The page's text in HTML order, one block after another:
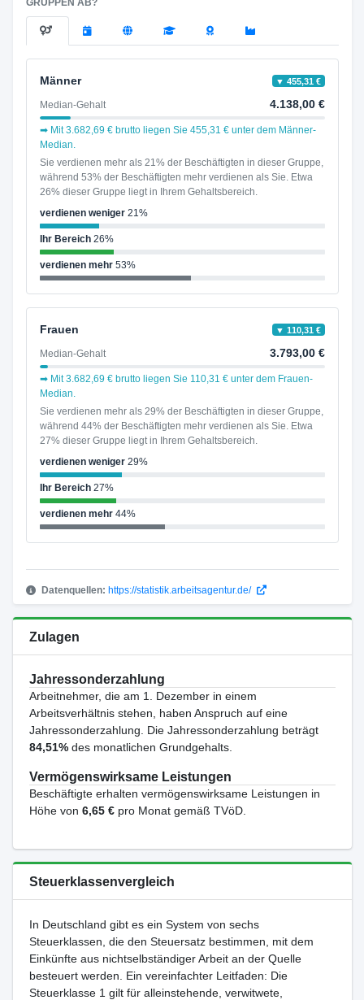
GRUPPEN AB?
Männer ▼ 455,31 €
Median-Gehalt 4.138,00 €
➡ Mit 3.682,69 € brutto liegen Sie 455,31 € unter dem Männer-
Median.
Sie verdienen mehr als 21% der Beschäftigten in dieser Gruppe,
während 53% der Beschäftigten mehr verdienen als Sie. Etwa
26% dieser Gruppe liegt in Ihrem Gehaltsbereich.
verdienen weniger21%
Ihr Bereich26%
verdienen mehr53%
Frauen ▼ 110,31 €
Median-Gehalt 3.793,00 €
➡ Mit 3.682,69 € brutto liegen Sie 110,31 € unter dem Frauen-
Median.
Sie verdienen mehr als 29% der Beschäftigten in dieser Gruppe,
während 44% der Beschäftigten mehr verdienen als Sie. Etwa
27% dieser Gruppe liegt in Ihrem Gehaltsbereich.
verdienen weniger29%
Ihr Bereich27%
verdienen mehr44%
Datenquellen: https://statistik.arbeitsagentur.de/
Zulagen
Jahressonderzahlung
Arbeitnehmer, die am 1. Dezember in einem
Arbeitsverhältnis stehen, haben Anspruch auf eine
Jahressonderzahlung. Die Jahressonderzahlung beträgt
84,51%des monatlichen Grundgehalts.
Vermögenswirksame Leistungen
Beschäftigte erhalten vermögenswirksame Leistungen in
Höhe von 6,65 €pro Monat gemäß TVöD.
Steuerklassenvergleich
In Deutschland gibt es ein System von sechs
Steuerklassen, die den Steuersatz bestimmen, mit dem
Einkünfte aus nichtselbständiger Arbeit an der Quelle
besteuert werden. Ein vereinfachter Leitfaden: Die
Steuerklasse 1 gilt für alleinstehende, verwitwete,